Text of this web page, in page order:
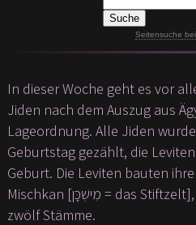
Seitensuche
In dieser Woche geht es vor
Jiden nach dem Auszug aus
Lageordnung. Alle Jiden
Geburtstag gezählt, die
Geburt. Die Leviten bauten
Mischkan [מִישְׁכָּן = das Stiftzelt], um sie herum dann die
zwölf Stämme.